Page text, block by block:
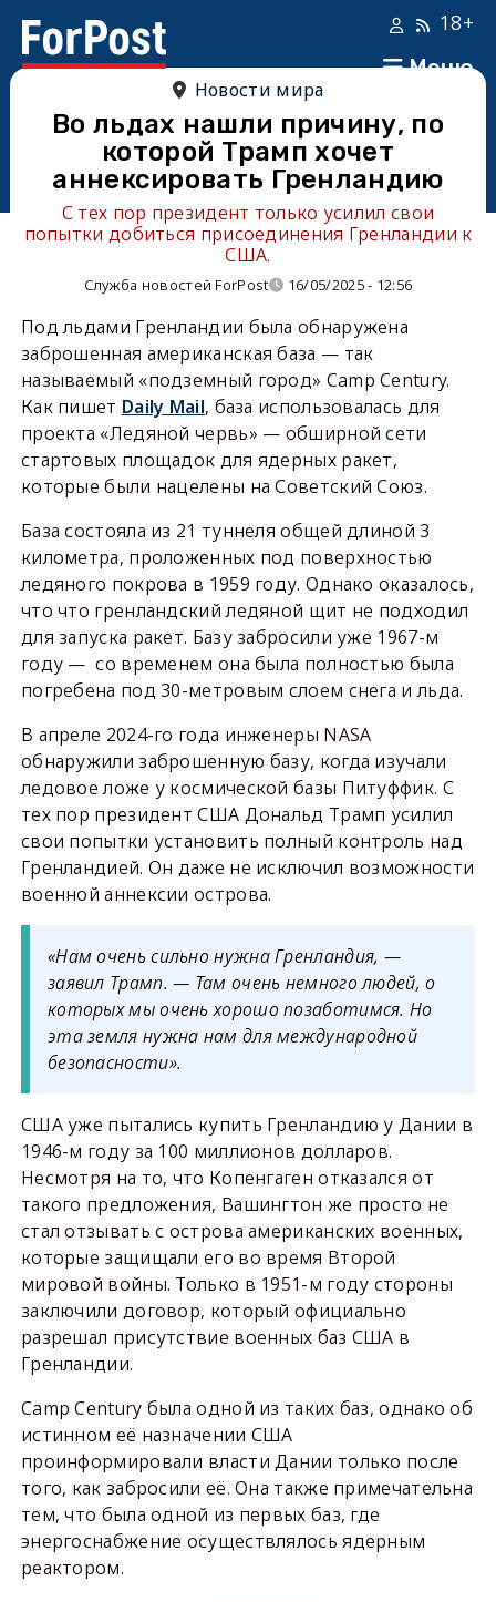
Меню
18+
Новости мира
Во льдах нашли причину, по
которой Трамп хочет
аннексировать Гренландию
С тех пор президент только усилил свои
попытки добиться присоединения Гренландии к
США.
Служба новостей ForPost 16/05/2025 - 12:56
Под льдами Гренландии была обнаружена
заброшенная американская база — так
называемый «подземный город» Camp Century.
Как пишет Daily Mail, база использовалась для
проекта «Ледяной червь» — обширной сети
стартовых площадок для ядерных ракет,
которые были нацелены на Советский Союз.
База состояла из 21 туннеля общей длиной 3
километра, проложенных под поверхностью
ледяного покрова в 1959 году. Однако оказалось,
что что гренландский ледяной щит не подходил
для запуска ракет. Базу забросили уже 1967-м
году — со временем она была полностью была
погребена под 30-метровым слоем снега и льда.
В апреле 2024-го года инженеры NASA
обнаружили заброшенную базу, когда изучали
ледовое ложе у космической базы Питуффик. С
тех пор президент США Дональд Трамп усилил
свои попытки установить полный контроль над
Гренландией. Он даже не исключил возможности
военной аннексии острова.
«Нам очень сильно нужна Гренландия, —
заявил Трамп. — Там очень немного людей, о
которых мы очень хорошо позаботимся. Но
эта земля нужна нам для международной
безопасности».
США уже пытались купить Гренландию у Дании в
1946-м году за 100 миллионов долларов.
Несмотря на то, что Копенгаген отказался от
такого предложения, Вашингтон же просто не
стал отзывать с острова американских военных,
которые защищали его во время Второй
мировой войны. Только в 1951-м году стороны
заключили договор, который официально
разрешал присутствие военных баз США в
Гренландии.
Camp Century была одной из таких баз, однако об
истинном её назначении США
проинформировали власти Дании только после
того, как забросили её. Она также примечательна
тем, что была одной из первых баз, где
энергоснабжение осуществлялось ядерным
реактором.